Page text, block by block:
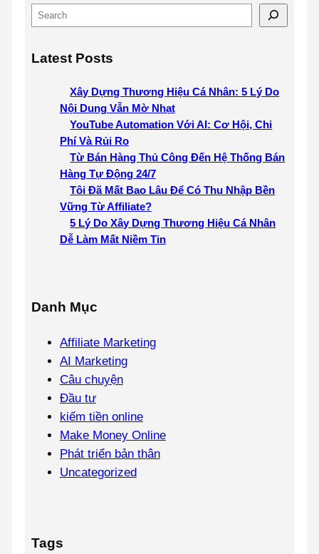
Latest Posts
Xây Dựng Thương Hiệu Cá Nhân: 5 Lý Do
Nội Dung Vẫn Mờ Nhạt
YouTube Automation Với AI: Cơ Hội, Chi
Phí Và Rủi Ro
Từ Bán Hàng Thủ Công Đến Hệ Thống Bán
Hàng Tự Động 24/7
Tôi Đã Mất Bao Lâu Để Có Thu Nhập Bền
Vững Từ Affiliate?
5 Lý Do Xây Dựng Thương Hiệu Cá Nhân
Dễ Làm Mất Niềm Tin
Danh Mục
Affiliate Marketing
AI Marketing
Câu chuyện
Đầu tư
kiếm tiền online
Make Money Online
Phát triển bản thân
Uncategorized
Tags